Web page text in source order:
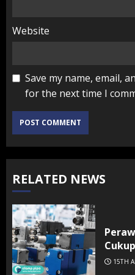
Website
Save my name, email,
for the next time I
RELATED NEWS
15TH